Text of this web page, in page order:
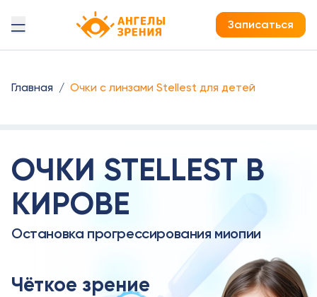
Детская офтальмология Ангелы зрения!
Записаться
Главная / Очки с линзами Stellest для детей
ОЧКИ STELLEST В
КИРОВЕ
Остановка прогрессирования миопии
Чёткое зрение